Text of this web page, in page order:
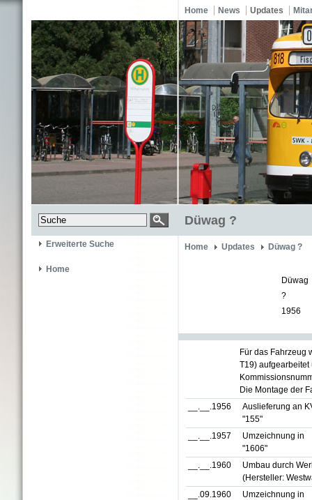
Home News Updates
Düwag ?
Erweiterte Suche
Home
Home Updates Düwag ?
Düwag
?
1956
Für das Fahrzeug
T19) aufgearbeitet
Die Montage der
__.__.1956
Auslieferung an
"155"
__.__.1957
Umzeichnung in
"1606"
__.__.1960
Umbau durch
(Hersteller:
__.09.1960
Umzeichnung in